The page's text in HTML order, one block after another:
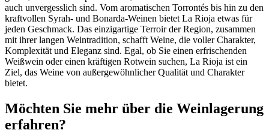
auch unvergesslich sind. Vom aromatischen Torrontés bis hin zu den
kraftvollen Syrah- und Bonarda-Weinen bietet La Rioja etwas für
jeden Geschmack. Das einzigartige Terroir der Region, zusammen
mit ihrer langen Weintradition, schafft Weine, die voller Charakter,
Komplexität und Eleganz sind. Egal, ob Sie einen erfrischenden
Weißwein oder einen kräftigen Rotwein suchen, La Rioja ist ein
Ziel, das Weine von außergewöhnlicher Qualität und Charakter
bietet.
Möchten Sie mehr über die Weinlagerung
erfahren?